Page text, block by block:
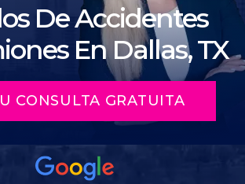
De Accidentes
En Dallas, TX
CONSULTA GRATUITA